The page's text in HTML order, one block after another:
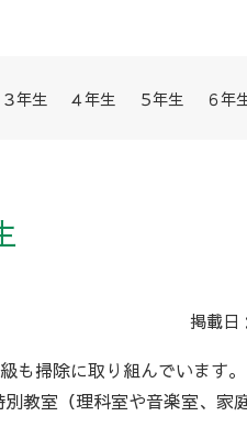
３年生 ４年生 ５年生 ６年
掲載日
も掃除に取り組んでいます
教室（理科室や音楽室、家